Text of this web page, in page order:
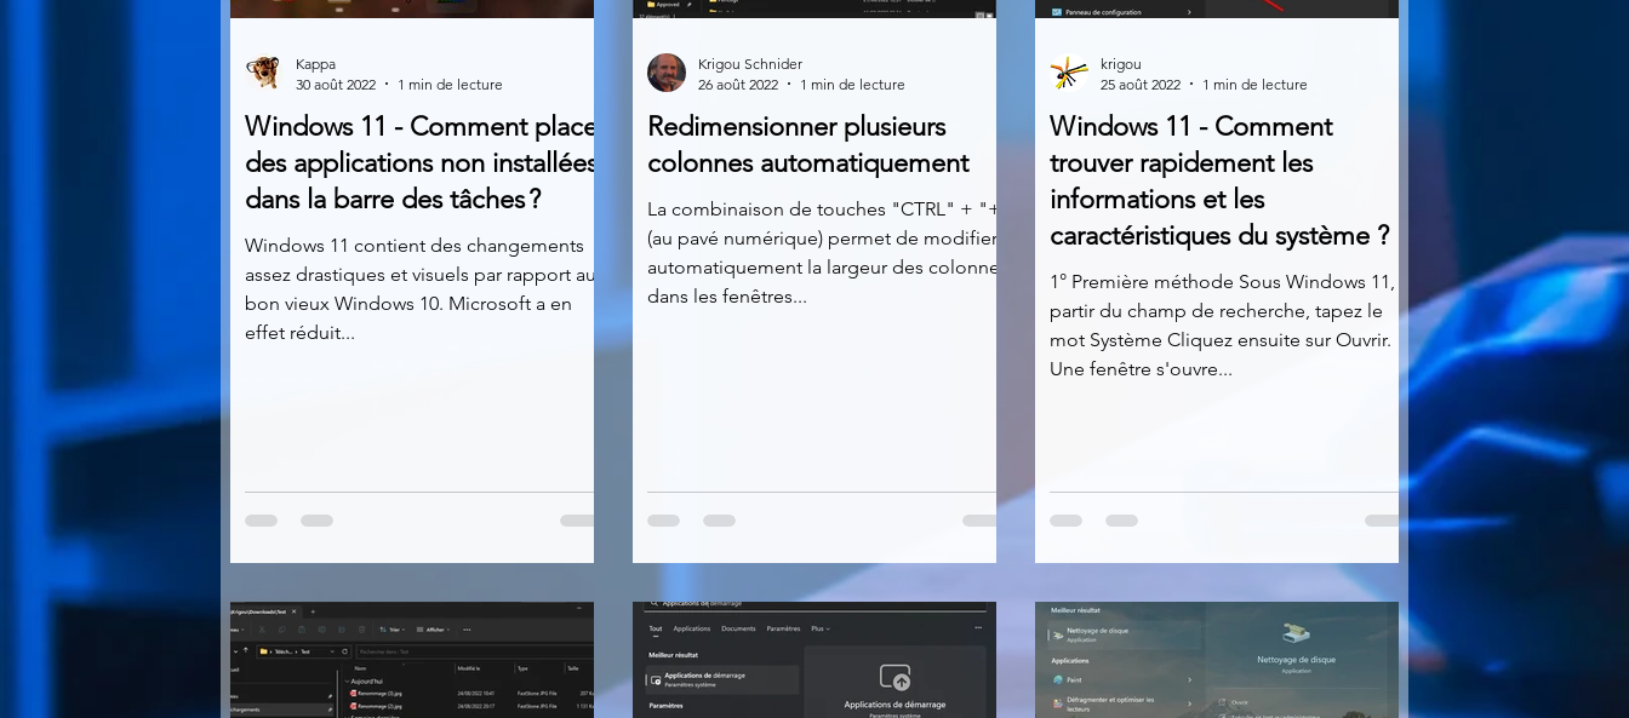
Windows 11 - Comment placer
des applications non installées
dans la barre des tâches ?
Windows 11 contient des changements
assez drastiques et visuels par rapport au
bon vieux Windows 10. Microsoft a en
effet réduit...
Kappa
30 août 2022
1 min de lecture
Redimensionner plusieurs
colonnes automatiquement
La combinaison de touches "CTRL" + "+"
(au pavé numérique) permet de modifier
automatiquement la largeur des colonnes
dans les fenêtres...
Krigou Schnider
26 août 2022
1 min de lecture
Windows 11 - Comment
trouver rapidement les
informations et les
caractéristiques du système ?
1° Première méthode Sous Windows 11, à
partir du champ de recherche, tapez le
mot Système Cliquez ensuite sur Ouvrir.
Une fenêtre s'ouvre...
krigou
25 août 2022
1 min de lecture